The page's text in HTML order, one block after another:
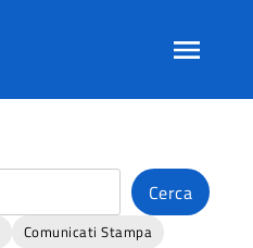
Cerca
Comunicati Stampa